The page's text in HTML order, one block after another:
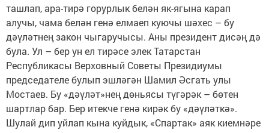
ташлап, ара-тирә горурлык белән як-ягына карап
алучы, чама белән генә елмаеп куючы шәхес – бу
дәүләтнең закон чыгаручысы. Аны президент дисәң дә
була. Ул – бер ун ел тирәсе элек Татарстан
Республикасы Верховный Советы Президиумы
председателе булып эшләгән Шамил Әсгать улы
Мостаев. Бу «дәүләт»нең дөньясы түгәрәк – бөтен
шартлар бар. Бер итекче генә кирәк бу «дәүләткә».
Шулай дип уйлап кына куйдык, «Спартак» аяк киемнәре